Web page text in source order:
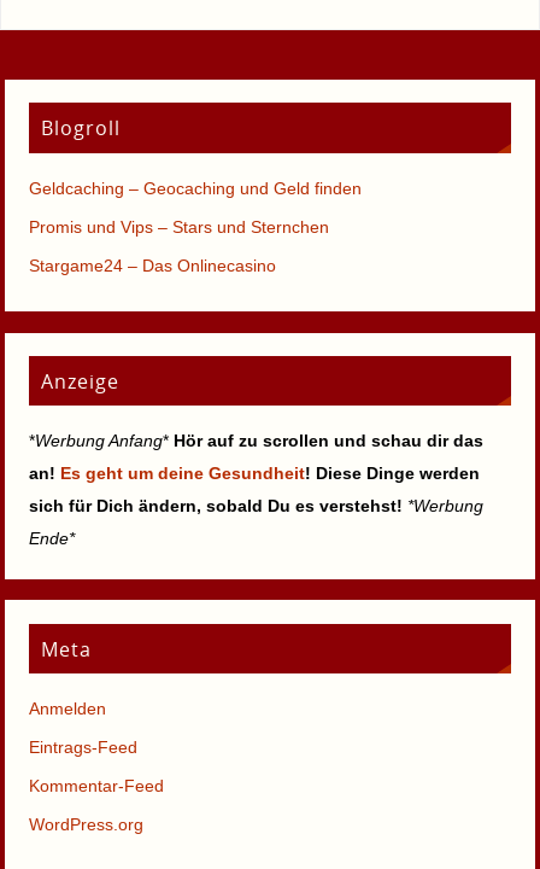
Blogroll
Geldcaching – Geocaching und Geld finden
Promis und Vips – Stars und Sternchen
Stargame24 – Das Onlinecasino
Anzeige
*Werbung Anfang* Hör auf zu scrollen und schau dir das
an! Es geht um deine Gesundheit! Diese Dinge werden
sich für Dich ändern, sobald Du es verstehst! *Werbung
Ende*
Meta
Anmelden
Eintrags-Feed
Kommentar-Feed
WordPress.org